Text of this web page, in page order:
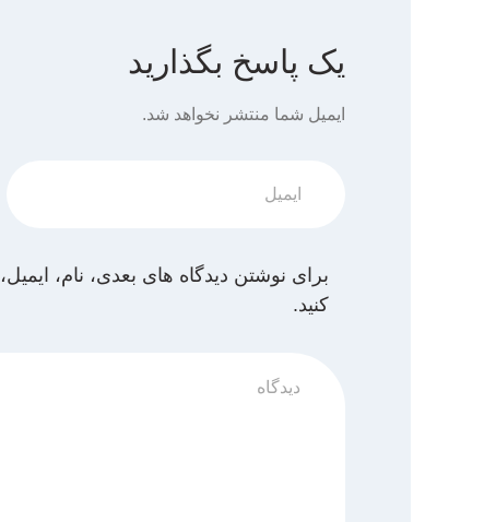
یک پاسخ بگذارید
ایمیل شما منتشر نخواهد شد.
برای نوشتن دیدگاه های بعدی، نام،
کنید.